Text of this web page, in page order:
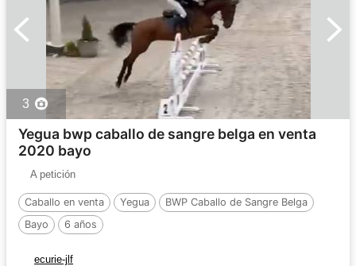
3
Yegua bwp caballo de sangre belga en venta
2020 bayo
A petición
Caballo en venta Yegua
BWP Caballo de Sangre Belga
Bayo
6 años
ecurie-jlf